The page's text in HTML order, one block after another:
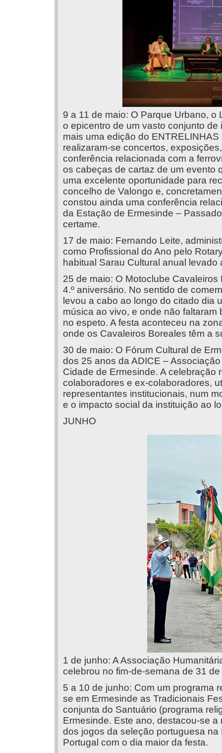
9 a 11 de maio: O Parque Urbano,
o epicentro de um vasto conjunto
mais uma edição do
realizaram-se concertos,
conferência relacionada com a
os cabeças de cartaz de um evento
uma excelente oportunidade para
concelho de Valongo e,
constou ainda uma conferência
da Estação de Ermesinde –
certame.
17 de maio: Fernando Leite,
como Profissional do Ano pelo
habitual Sarau Cultural anual levado
25 de maio: O Motoclube
4.º aniversário. No sentido de
levou a cabo ao longo do citado dia
música ao vivo, e onde não
no espeto. A festa aconteceu na
onde os Cavaleiros Boreales têm a
30 de maio: O Fórum Cultural de
dos 25 anos da ADICE –
Cidade de Ermesinde. A
colaboradores e ex-colaboradores,
representantes institucionais, num
e o impacto social da instituição ao
JUNHO
1 de junho: A Associação
celebrou no fim-de-semana de 31
5 a 10 de junho: Com um programa
se em Ermesinde as Tradicionais
conjunta do Santuário (programa
Ermesinde. Este ano, destacou-se
dos jogos da seleção portuguesa
Portugal com o dia maior da festa.